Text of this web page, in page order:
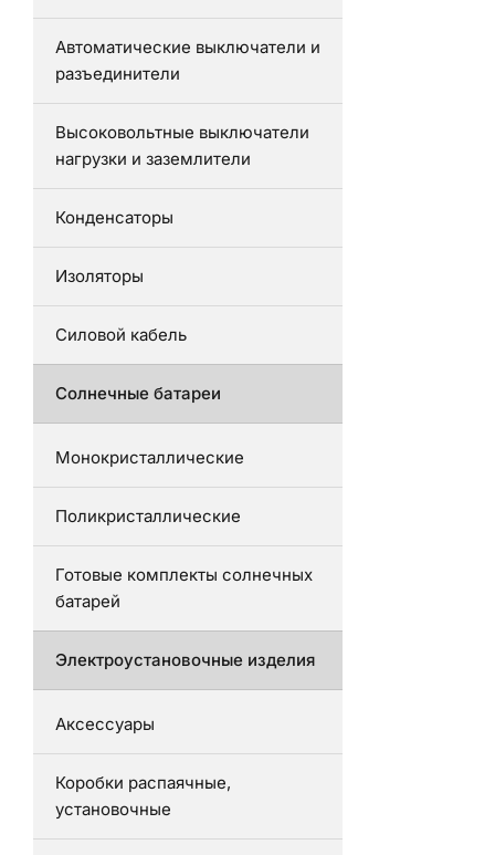
Автоматические выключатели и
разъединители
Высоковольтные выключатели
нагрузки и заземлители
Конденсаторы
Изоляторы
Силовой кабель
Солнечные батареи
Монокристаллические
Поликристаллические
Готовые комплекты солнечных
батарей
Электроустановочные изделия
Аксессуары
Коробки распаячные,
установочные